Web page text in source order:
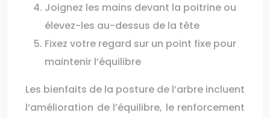
Joignez les mains devant la poitrine ou
élevez-les au-dessus de la tête
Fixez votre regard sur un point fixe pour
maintenir l’équilibre
Les bienfaits de la posture de l’arbre incluent
l’amélioration de l’équilibre, le renforcement